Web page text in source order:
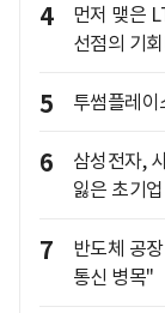
4
먼저 맺은
선점의 기
5 투썸플레
6
삼성전자,
잃은 초기
7
반도체 공
통신 병목"